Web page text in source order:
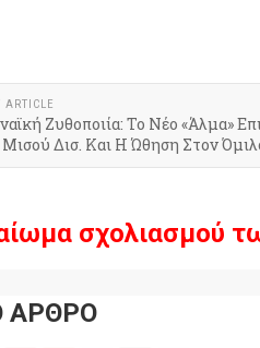
ARTICLE
Ζυθοποιία: Το Νέο «Άλμα»
Δισ. Και Η Ώθηση Στον
σχολιασμού
ΑΡΘΡΟ